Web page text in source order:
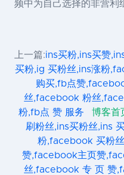
频中为自己选择的非营利
上一篇:ins买粉,ins买赞
买粉,ig 买粉丝,ins涨粉
购买,fb点赞
丝,facebook 粉丝
粉,fb点 赞 服务
博客首
刷粉丝,ins买粉丝,ins
粉,facebook 买粉
赞,facebook主页赞
丝,facebook 专 页 赞